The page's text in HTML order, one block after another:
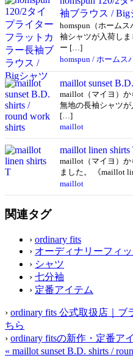
袖ブラウス / Big
homspun（ホーム
袖シャツが入荷しま
ー […]
homspun / ホームス
maillot sunset
maillot（マイヨ）か
無地の長袖シャツが
[…]
maillot
maillot linen shirts
maillot（マイヨ）
ました。 《maillot
maillot
関連タグ
› ordinary fits
› オーディナリーフィ
› シャツ
› 七分袖
› 定番アイテム
› ordinary fits 公式取扱店｜
ちら
› ordinary fitsの新作・定番ア
« maillot sunset B.D. shirts /